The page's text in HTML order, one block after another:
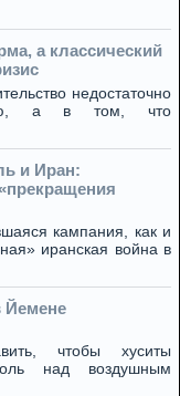
а классический
недостаточно
а в том, что
и Иран:
кампания, как и
иранская война в
Йемене
чтобы хуситы
над воздушным